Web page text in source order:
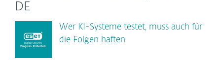
DE
Wer KI-Systeme testet, muss auch für
die Folgen haften